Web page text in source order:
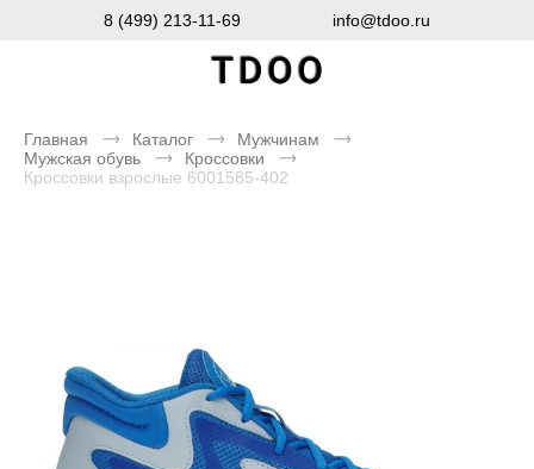
8 (499) 213-11-69 info@tdoo.ru
Главная Каталог
Мужчинам
Мужская обувь
Кроссовки
Кроссовки взрослые 6001585-402